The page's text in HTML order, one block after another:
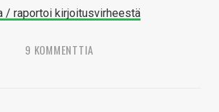
/ raportoi kirjoitusvirheestä
9 KOMMENTTIA